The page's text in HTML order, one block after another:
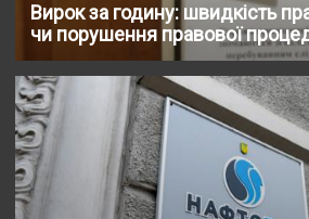
Вирок за годину: швидкість
чи порушення правової